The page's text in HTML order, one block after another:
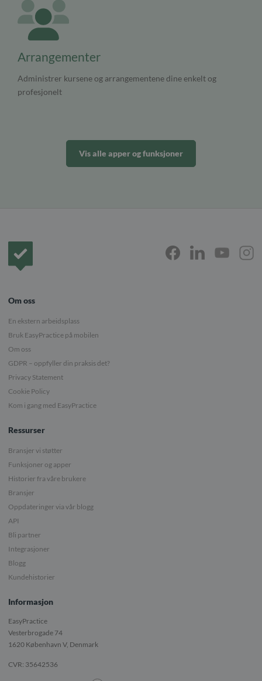
Arrangementer
Administrer kursene og arrangementene dine enkelt og
profesjonelt
Vis alle apper og funksjoner
Om oss
En ekstern arbeidsplass
Bruk EasyPractice på mobilen
Om oss
GDPR – oppfyller din praksis det?
Privacy Statement
Cookie Policy
Kom i gang med EasyPractice
Ressurser
Bransjer vi støtter
Funksjoner og apper
Historier fra våre brukere
Bransjer
Oppdateringer via vår blogg
API
Bli partner
Integrasjoner
Blogg
Kundehistorier
Informasjon
EasyPractice
Vesterbrogade 74
1620 København V, Denmark
CVR: 35642536